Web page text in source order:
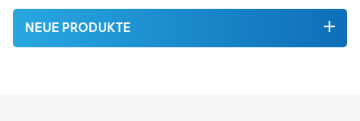
NEUE PRODUKTE